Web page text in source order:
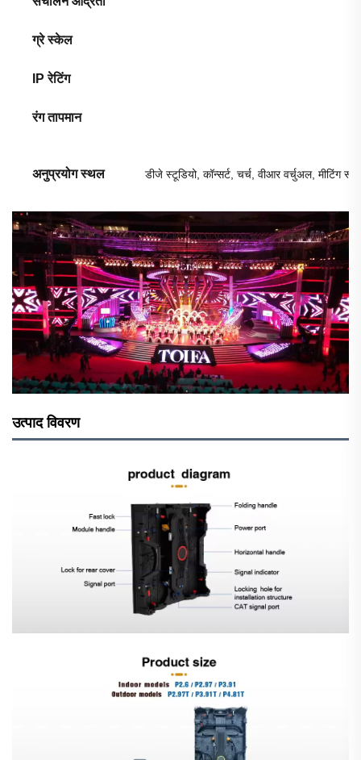
ग्रे स्केल
IP रेटिंग
रंग तापमान
अनुप्रयोग स्थल डीजे स्टूडियो, कॉन्सर्ट, चर्च, वीआर वर्चुअल, मीटिंग
उत्पाद विवरण